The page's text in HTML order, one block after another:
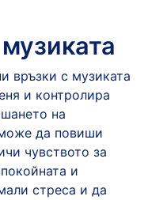
връзки с музиката
и контролира
на
да повиши
чувството за
и
стреса и да